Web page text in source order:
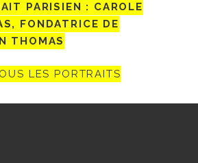
PARISIEN : CAROLE
FONDATRICE DE
THOMAS
LES PORTRAITS